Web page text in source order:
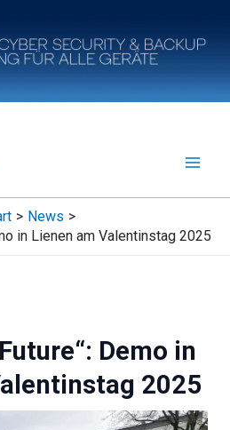
News
in Lienen am Valentinstag 2025
Demo in
2025